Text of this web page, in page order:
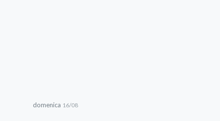
domenica 16/08